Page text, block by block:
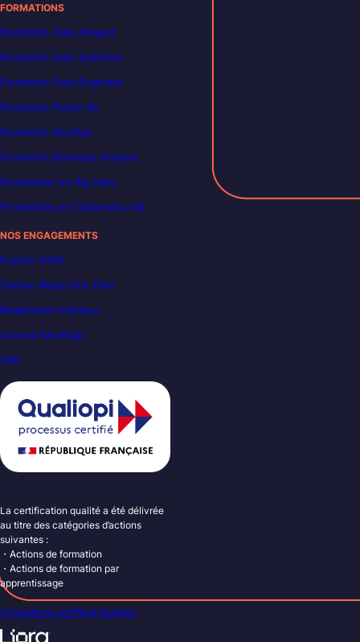
FORMATIONS
Formation Data Analyst
Formation Data Scientist
Formation Data Engineer
Formation Power BI
Formation DevOps
Formation Business Analyst
Formations en Big Data
Formations en Cybersécurité
NOS ENGAGEMENTS
France 2030
Carbon Reduction Plan
Règlement intérieur
Accueil handicap
VAE
La certification qualité a été délivrée
au titre des catégories d’actions
suivantes :
・Actions de formation
・Actions de formation par
apprentissage
Consulter le certificat Qualiopi